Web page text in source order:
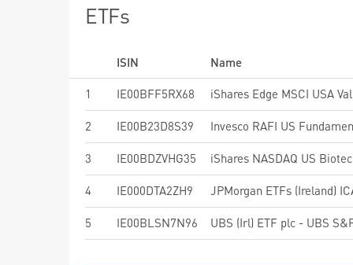
ETFs
ISIN
Name
1
IE00BFF5RX68
2 IE00B23D8S39 Invesco RAFI US
3 IE00BDZVHG35 iShares NASDAQ US
4 IE000DTA2ZH9
5 IE00BLSN7N96